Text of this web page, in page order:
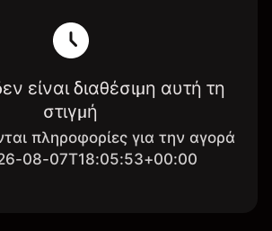
είναι διαθέσιμη αυτή τη
στιγμή
πληροφορίες για την αγορά
08-07T18:05:53+00:00